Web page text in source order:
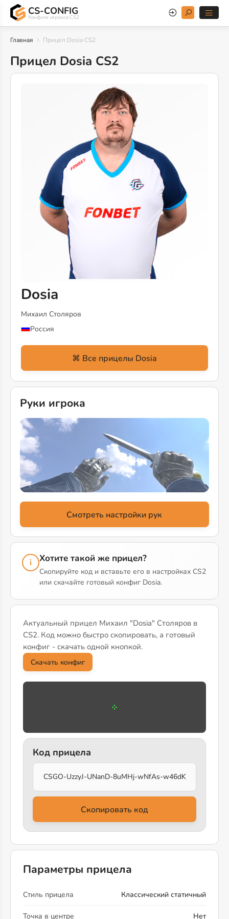
CS-CONFIG
Конфиги игроков CS2
Главная Прицел Dosia CS2
Прицел Dosia CS2
Dosia
Михаил Столяров
Россия
Руки игрока
Смотреть настройки рук
i Хотите такой же прицел?
Скопируйте код и вставьте его в настройках CS2
или скачайте готовый конфиг Dosia.
Актуальный прицел Михаил "Dosia" Столяров в
CS2. Код можно быстро скопировать, а готовый
конфиг - скачать одной кнопкой.
Скачать конфиг
Код прицела
CSGO-UzzyJ-UNanD-8uMHj-wNfAs-w46dK
Скопировать код
Параметры прицела
Стиль прицела Классический статичный
Точка в центре Нет